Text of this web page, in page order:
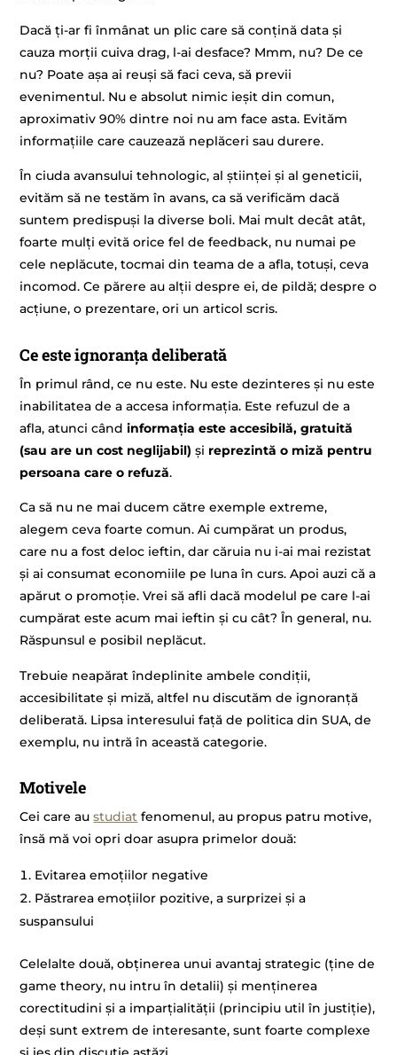
Dacă ți-ar fi înmânat un plic care să conțină data și
cauza morții cuiva drag, l-ai desface? Mmm, nu? De ce
nu? Poate așa ai reuși să faci ceva, să previi
evenimentul. Nu e absolut nimic ieșit din comun,
aproximativ 90% dintre noi nu am face asta. Evităm
informațiile care cauzează neplăceri sau durere.
În ciuda avansului tehnologic, al științei și al geneticii,
evităm să ne testăm în avans, ca să verificăm dacă
suntem predispuși la diverse boli. Mai mult decât atât,
foarte mulți evită orice fel de feedback, nu numai pe
cele neplăcute, tocmai din teama de a afla, totuși, ceva
incomod. Ce părere au alții despre ei, de pildă; despre o
acțiune, o prezentare, ori un articol scris.
Ce este ignoranța deliberată
În primul rând, ce nu este. Nu este dezinteres și nu este
inabilitatea de a accesa informația. Este refuzul de a
afla, atunci cândinformația este accesibilă, gratuită
(sau are un cost neglijabil) și reprezintă o miză pentru
persoana care o refuză.
Ca să nu ne mai ducem către exemple extreme,
alegem ceva foarte comun. Ai cumpărat un produs,
care nu a fost deloc ieftin, dar căruia nu i-ai mai rezistat
și ai consumat economiile pe luna în curs. Apoi auzi că a
apărut o promoție. Vrei să afli dacă modelul pe care l-ai
cumpărat este acum mai ieftin și cu cât? În general, nu.
Răspunsul e posibil neplăcut.
Trebuie neapărat îndeplinite ambele condiții,
accesibilitate și miză, altfel nu discutăm de ignoranță
deliberată. Lipsa interesului față de politica din SUA, de
exemplu, nu intră în această categorie.
Motivele
Cei care austudiat fenomenul, au propus patru motive,
însă mă voi opri doar asupra primelor două:
Evitarea emoțiilor negative
Păstrarea emoțiilor pozitive, a surprizei și a
suspansului
Celelalte două, obținerea unui avantaj strategic (ține de
game theory, nu intru în detalii) și menținerea
corectitudini și a imparțialității (principiu util în justiție),
deși sunt extrem de interesante, sunt foarte complexe